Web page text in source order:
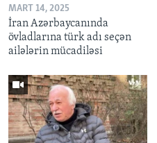
MART 14, 2025
İran Azərbaycanında
övladlarına türk adı seçən
ailələrin mücadiləsi